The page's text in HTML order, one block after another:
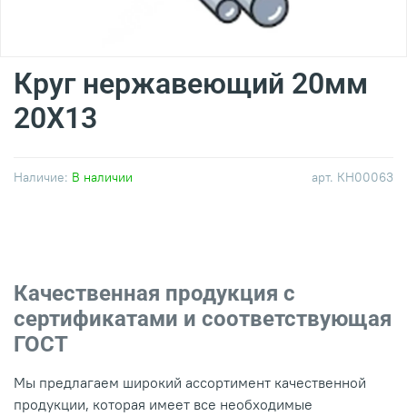
арт. КН00063
Наличие: В наличии
Круг нержавеющий 20мм
20Х13
Качественная продукция с
сертификатами и соответствующая
ГОСТ
Мы предлагаем широкий ассортимент качественной
продукции, которая имеет все необходимые